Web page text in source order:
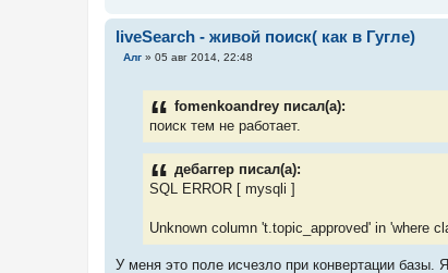
liveSearch - живой поиск( как в Гугле)
С
Алг » 05 авг 2014, 22:48
fomenkoandrey писал(а):
поиск тем не работает.
дебаггер писал(а):
SQL ERROR [ mysqli ]
Unknown column 't.topic_approved' in 'where
У меня это поле исчезло при конвертации базы.